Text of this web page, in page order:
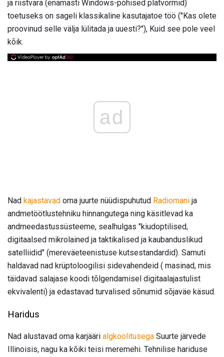
ja riistvara (enamasti Windows-põhised platvormid)
toetuseks on sageli klassikaline kasutajatoe töö ("Kas olete
proovinud selle välja lülitada ja uuesti?"), Kuid see pole veel
kõik.
ad
Nad kajastavad oma juurte nüüdispuhutud Radiomani ja
andmetöötlustehniku ​​hinnangutega ning käsitlevad ka
andmeedastussüsteeme, sealhulgas "kiudoptilised,
digitaalsed mikrolained ja taktikalised ja kaubanduslikud
satelliidid" (mereväeteenistuse kutsestandardid). Samuti
haldavad nad krüptoloogilisi sidevahendeid ( masinad, mis
täidavad salajase koodi tõlgendamisel digitaalajastulist
ekvivalenti) ja edastavad turvalised sõnumid sõjaväe käsud.
Haridus
Nad alustavad oma karjääri algkoolitusega Suurte järvede
Illinoisis, nagu ka kõiki teisi meremehi. Tehnilise hariduse